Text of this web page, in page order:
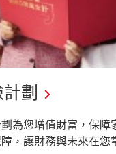
劃
為您增值財富，保障
，讓財務與未來在您